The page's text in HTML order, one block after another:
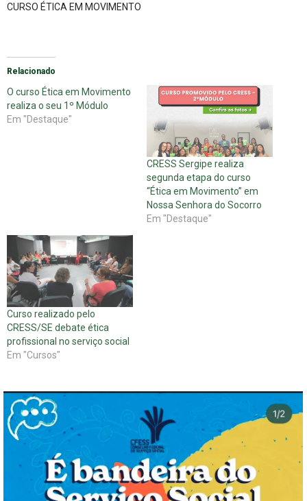
CURSO ÉTICA EM MOVIMENTO
Relacionado
O curso Ética em Movimento
realiza o seu 1º Módulo
Em "Destaque"
CRESS Sergipe realiza
segunda etapa do curso
“Ética em Movimento” em
Nossa Senhora do Socorro
Em "Destaque"
Curso realizado pelo
CRESS/SE debate ética
profissional no serviço social
Em "Cursos"